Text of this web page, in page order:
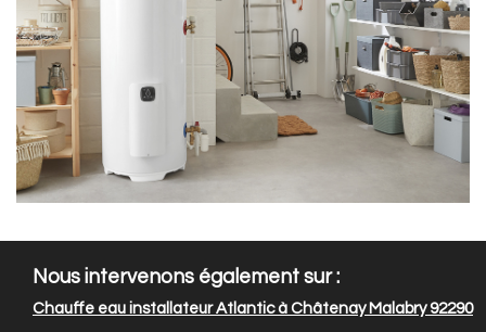
Nous intervenons également sur :
Chauffe eau installateur Atlantic à Châtenay Malabry 92290